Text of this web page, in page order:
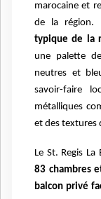
marocaine et
de la région.
typique de la
une palette
neutres et
savoir-faire
métalliques
et des textures
Le St. Regis
83 chambres
balcon privé